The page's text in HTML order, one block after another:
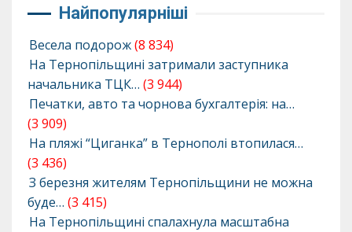
Найпопулярніші
Весела подорож(8 834)
На Тернопільщині затримали заступника
начальника ТЦК… (3 944)
Печатки, авто та чорнова бухгалтерія: на…
(3 909)
На пляжі “Циганка” в Тернополі втопилася…
(3 436)
З березня жителям Тернопільщини не можна
буде… (3 415)
На Тернопільщині спалахнула масштабна